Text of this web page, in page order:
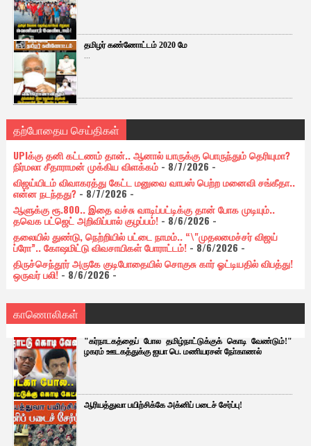
தமிழர் கண்ணோட்டம் 2020 மே
...
தற்போதைய செய்திகள்
UPIக்கு தனி கட்டணம் தான்.. ஆனால் யாருக்கு பொருந்தும் தெரியுமா?
நிர்மலா சீதாராமன் முக்கிய விளக்கம்- 8/7/2026 -
விஜய்யிடம் விவாகரத்து கேட்ட மனுவை வாபஸ் பெற்ற மனைவி சங்கீதா..
என்ன நடந்தது?- 8/7/2026 -
ஆளுக்கு ரூ.800.. இதை வச்சு வாடிப்பட்டிக்கு தான் போக முடியும்..
தவெக பட்ஜெட் அறிவிப்பால் குழப்பம்!- 8/6/2026 -
தலையில் துண்டு, நெற்றியில் பட்டை நாமம்.. “\"முதலமைச்சர் விஜய்
ப்ரோ”.. கோஷமிட்டு விவசாயிகள் போராட்டம்!- 8/6/2026 -
திருச்செந்தூர் அருகே குடிபோதையில் சொகுசு கார் ஓட்டியதில் விபத்து!
ஒருவர் பலி!- 8/6/2026-
காணொலிகள்
"கர்நாடகத்தைப் போல தமிழ்நாட்டுக்குக் கொடி வேண்டும்!"
ழகரம் ஊடகத்துக்கு ஐயா பெ. மணியரசன் நோ்காணல்
ஆரியத்துவா பயிற்சிக்கே அக்னிப் படைச் சேர்ப்பு!